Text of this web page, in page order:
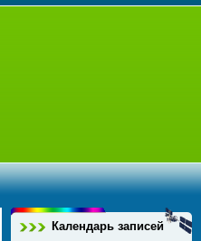
Календарь записей